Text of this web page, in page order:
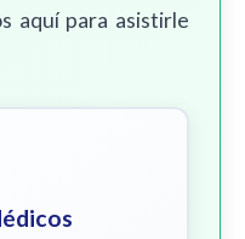
aquí para asistirle